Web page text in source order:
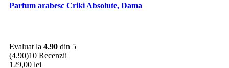
Parfum arabesc Criki Absolute, Dama
Evaluat la 4.90 din 5
(4.90)10 Recenzii
129,00 lei